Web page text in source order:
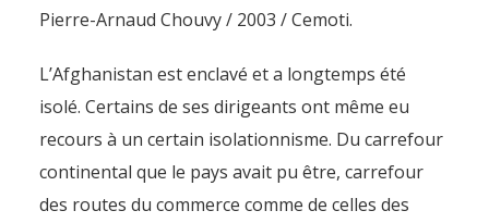
Pierre-Arnaud Chouvy / 2003 / Cemoti.
L’Afghanistan est enclavé et a longtemps été
isolé. Certains de ses dirigeants ont même eu
recours à un certain isolationnisme. Du carrefour
continental que le pays avait pu être, carrefour
des routes du commerce comme de celles des